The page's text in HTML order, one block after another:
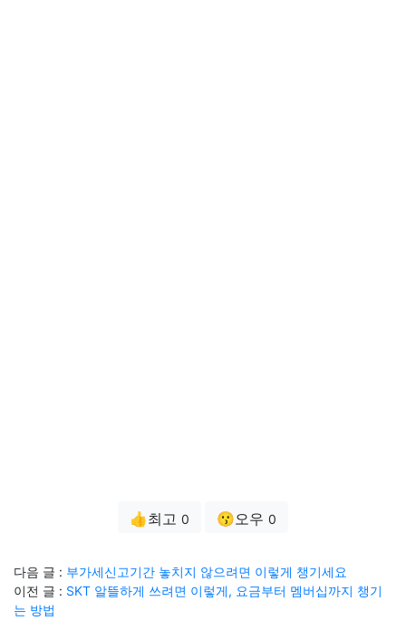
👍최고 0 😗오우 0
다음 글 : 부가세신고기간 놓치지 않으려면 이렇게 챙기세요
이전 글 : SKT 알뜰하게 쓰려면 이렇게, 요금부터 멤버십까지 챙기
는 방법